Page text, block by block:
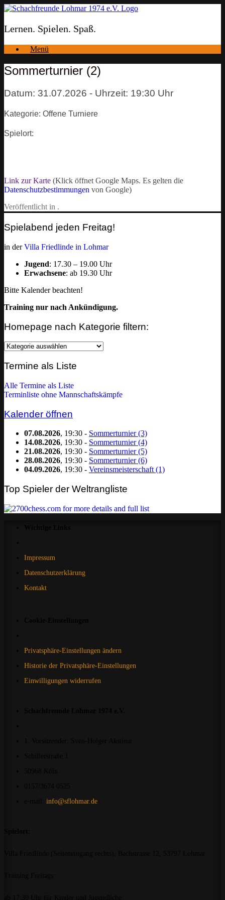
Zum
springen
Lernen. Spielen. Spaß.
Menü
Sommerturnier (2)
Datum: 31.07.2026 - Uhrzeit: 19:30 Uhr
Kategorie: Offene Turniere
Spielort:
Link zur Karte (Klick öffnet Google Maps. Es gelten die
Datenschutzbestimmungen von Google)
Veröffentlicht in .
Spielabend jeden Freitag!
in derVilla Friedlinde in Lohmar
Jugend: 17.30 – 19.00 Uhr
Erwachsene: ab 19.30 Uhr
Bitte Kalender beachten!
Training nur nach Ankündigung.
Homepage nach Kategorie filtern:
Homepage
Kategorie
Termine als Liste
Alle Termine als Liste
Terminliste ohne Mannschaftskämpfe
Kalender öffnen
07.08.2026, 19:30 - Sommerturnier (3)
14.08.2026, 19:30 - Sommerturnier (4)
21.08.2026, 19:30 - Sommerturnier (5)
28.08.2026, 19:30 - Sommerturnier (6)
04.09.2026, 19:30 - Vereinsmeisterschaft (1)
Top Spieler der Weltrangliste
Impressum
Datenschutzerklärung
Kontakt
Privatsphäre-Einstellungen ändern
Historie der Privatsphäre-Einstellungen
Einwilligungen widerrufen
info@sflohmar.de